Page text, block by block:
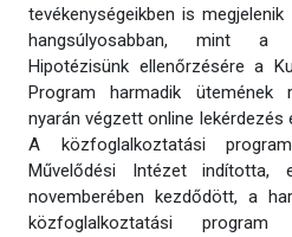
tevékenységeikben is
hangsúlyosabban, mint a
Hipotézisünk ellenőrzésére a
Program harmadik ütemének
nyarán végzett online lekérdezés
A közfoglalkoztatási
Művelődési Intézet indította,
novemberében kezdődött, a
közfoglalkoztatási